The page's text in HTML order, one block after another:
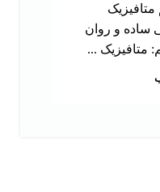
متافیزیک
ساده و روان
متافیزیک ...